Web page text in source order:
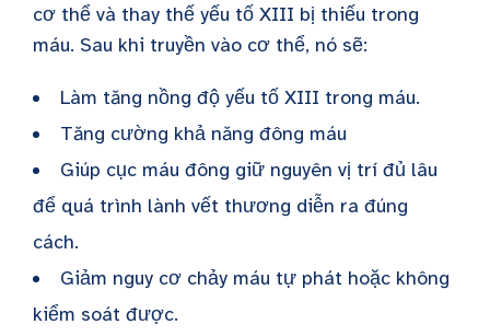
cơ thể và thay thế yếu tố XIII bị thiếu trong
máu. Sau khi truyền vào cơ thể, nó sẽ:
Làm tăng nồng độ yếu tố XIII trong máu.
Tăng cường khả năng đông máu
Giúp cục máu đông giữ nguyên vị trí đủ lâu
để quá trình lành vết thương diễn ra đúng
cách.
Giảm nguy cơ chảy máu tự phát hoặc không
kiểm soát được.